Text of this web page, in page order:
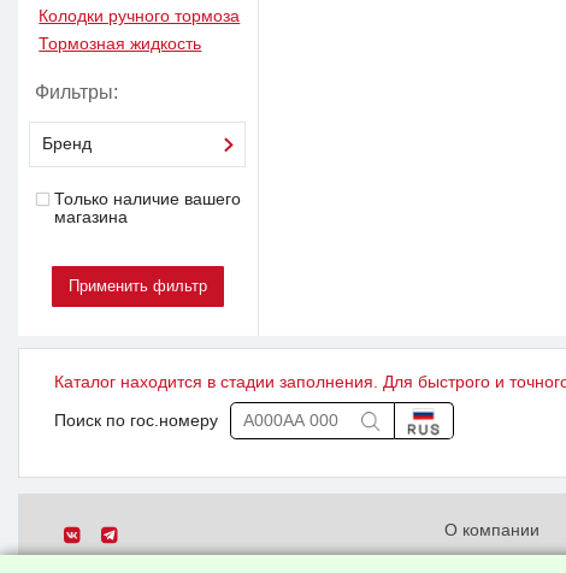
Колодки ручного тормоза
Тормозная жидкость
Фильтры:
Бренд
Только наличие вашего
магазина
Каталог находится в стадии заполнения. Для быстрого и
Поиск по гос.номеру
О компании